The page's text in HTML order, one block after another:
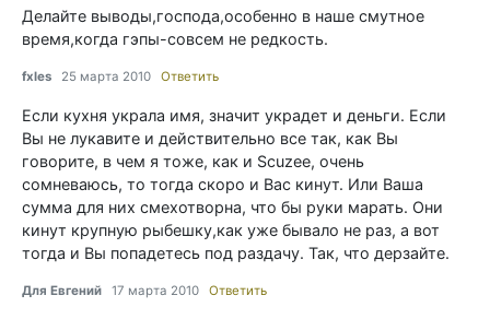
Делайте выводы,господа,особенно в наше смутное
время,когда гэпы-совсем не редкость.
fxles 25 марта 2010 Ответить
Если кухня украла имя, значит украдет и деньги. Если
Вы не лукавите и действительно все так, как Вы
говорите, в чем я тоже, как и Scuzee, очень
сомневаюсь, то тогда скоро и Вас кинут. Или Ваша
сумма для них смехотворна, что бы руки марать. Они
кинут крупную рыбешку,как уже бывало не раз, а вот
тогда и Вы попадетесь под раздачу. Так, что дерзайте.
Для Евгений 17 марта 2010 Ответить